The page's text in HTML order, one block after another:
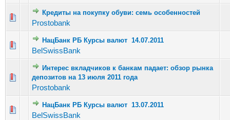
Кредиты на покупку обуви: семь особенностей
Prostobank
Голосов: 3 - Средняя оценка: 2.67 из 5
1 23 45
НацБанк РБ Курсы валют 14.07.2011
BelSwissBank
Голосов: 3 - Средняя оценка: 2 из 5
123 4 5
Интерес вкладчиков к банкам падает: обзор рынка
депозитов на 13 июля 2011 года
Prostobank
Голосов: 7 - Средняя оценка: 1.86 из 5
12 345
НацБанк РБ Курсы валют 13.07.2011
BelSwissBank
Голосов: 3 - Средняя оценка: 3 из 5
123 4 5